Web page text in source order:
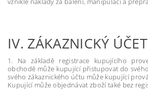
IV. ZÁKAZNICKÝ ÚČET
1. Na základě registrace kupujícího
obchodě může kupující přistupovat do
svého zákaznického účtu může kupující
Kupující může objednávat zboží také bez